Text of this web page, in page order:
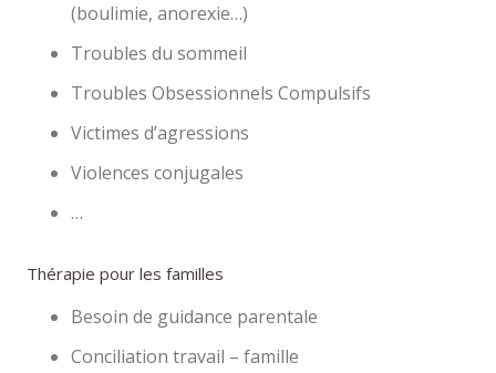
(boulimie, anorexie…)
Troubles du sommeil
Troubles Obsessionnels Compulsifs
Victimes d’agressions
Violences conjugales
…
Thérapie pour les familles
Besoin de guidance parentale
Conciliation travail – famille